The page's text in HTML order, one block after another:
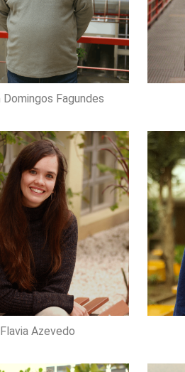
Domingos Fagundes
Flavia Azevedo